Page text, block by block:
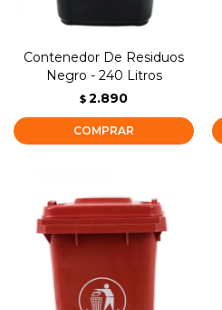
Contenedor De Residuos
Negro - 240 Litros
$ 2.890